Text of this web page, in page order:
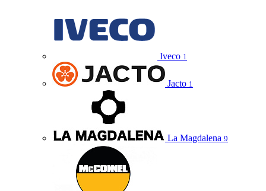
Iveco 1
Jacto 1
La Magdalena 9